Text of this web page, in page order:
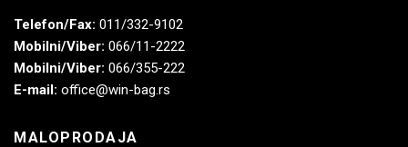
Telefon/Fax: 011/332-9102
Mobilni/Viber: 066/11-2222
Mobilni/Viber: 066/355-222
E-mail: office@win-bag.rs
MALOPRODAJA